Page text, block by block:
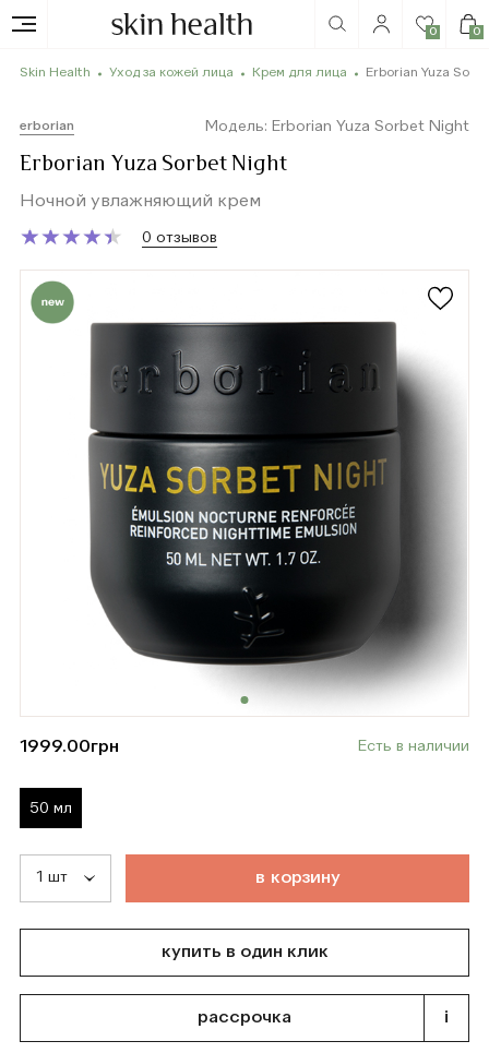
0 0
Skin Health Уход за кожей лица Крем для лица Erborian Yuza
erborian Модель: Erborian Yuza Sorbet Night
Erborian Yuza Sorbet Night
Ночной увлажняющий крем
★
★★
★★
★★
★★
★ 0 отзывов
1999.00грн Есть в наличии
50 мл
в корзину
купить в один клик
рассрочка i